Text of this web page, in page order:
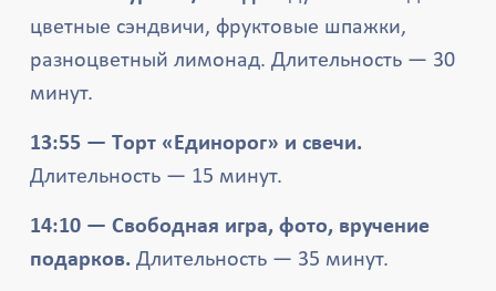
цветные сэндвичи, фруктовые шпажки,
разноцветный лимонад. Длительность — 30
минут.
13:55 — Торт «Единорог» и свечи.
Длительность — 15 минут.
14:10 — Свободная игра, фото, вручение
подарков. Длительность — 35 минут.